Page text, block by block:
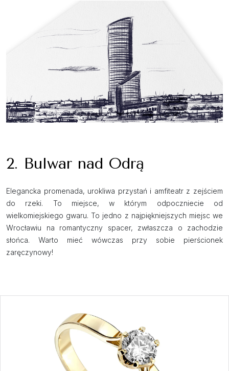
2. Bulwar nad Odrą
Elegancka promenada, urokliwa przystań i amfiteatr z zejściem
do rzeki. To miejsce, w którym odpoczniecie od
wielkomiejskiego gwaru. To jedno z najpiękniejszych miejsc we
Wrocławiu na romantyczny spacer, zwłaszcza o zachodzie
słońca. Warto mieć wówczas przy sobie pierścionek
zaręczynowy!